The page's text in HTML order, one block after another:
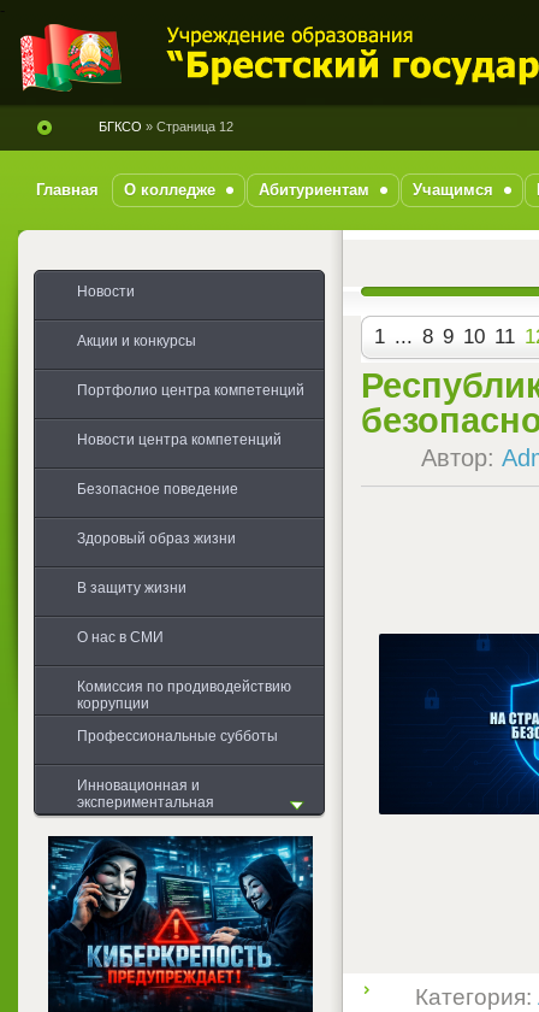
БГКСО » Страница 12
Главная О колледже Абитуриентам Учащимся
1 ... 8 9 10 11
Автор:
Категория:
Новости
Акции и конкурсы
Портфолио центра компетенций
Новости центра компетенций
Безопасное поведение
Здоровый образ жизни
В защиту жизни
О нас в СМИ
Комиссия по продиводействию
коррупции
Профессиональные субботы
Инновационная и
экспериментальная
деятельность
Общая информация
Первоначальная диагностика
Проводимые мероприятия в
учебных группах
Обобщение результатов